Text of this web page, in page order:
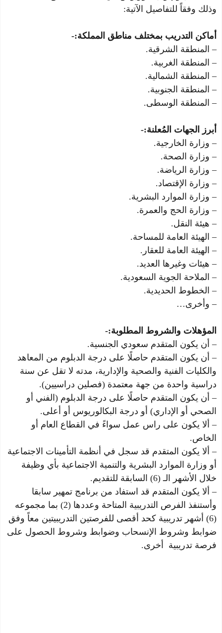
وذلك وفقاً للتفاصيل الآتية:
أماكن التدريب بمختلف مناطق المملكة:-
– المنطقة الشرقية.
– المنطقة الغربية.
– المنطقة الشمالية.
– المنطقة الجنوبية.
– المنطقة الوسطى.
أبرز الجهات المُعلنة:-
– وزارة الخارجية.
– وزارة الصحة.
– وزارة الرياضة.
– وزارة الإقتصاد.
– وزارة الموارد البشرية.
– وزارة الحج والعمرة.
– هيئة النقل.
– الهيئة العامة للمساحة.
– الهيئة العامة للعقار.
– هيئات وغيرها العديد.
– الملاحة الجوية السعودية.
– الخطوط الحديدية.
– وأخرى…
المؤهلات والشروط المطلوبة:-
– أن يكون المتقدم سعودي الجنسية.
– أن يكون المتقدم حاصلًا على درجة الدبلوم من المعاهد
والكليات الفنية والصحية والإدارية، مدته لا تقل عن سنة
دراسية واحدة من جهة معتمدة (فصلين دراسيين).
– أن يكون المتقدم حاصلًا على درجة الدبلوم (الفني أو
الصحي أو الإداري) أو درجة البكالوريوس أو أعلى.
– ألا يكون على راس عمل سواءً في القطاع العام أو
الخاص.
– ألا يكون المتقدم قد سجل في أنظمة التأمينات الاجتماعية
أو وزارة الموارد البشرية والتنمية الاجتماعية بأي وظيفة
خلال الأشهر الـ (6) السابقة للتقديم.
– ألا يكون المتقدم قد استفاد من برنامج تمهير سابقا
وأستنفذ الفرص التدريبية المتاحة وعددها (2) بما مجموعه
(6) أشهر تدريبية كحد أقصى للفرصتين التدريبيتين معاً وفق
ضوابط وشروط الإنسحاب وضوابط وشروط الحصول على
فرصة تدريبية أخرى.